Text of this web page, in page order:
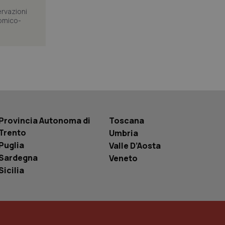
Autonoma di
Toscana
Umbria
Valle D’Aosta
Veneto
del
pagina in un
di visitatori,
per mantenere
traccia
incorporati